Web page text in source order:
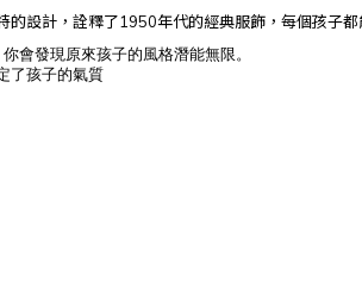
的設計，詮釋了1950年代的經典服飾，每個孩子
你會發現原來孩子的風格潛能無限。
了孩子的氣質